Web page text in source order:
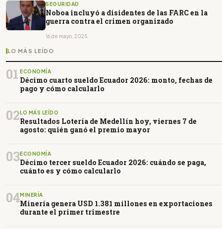
SEGURIDAD
Noboa incluyó a disidentes de las FARC en la
guerra contra el crimen organizado
16 de mayo, 2025
LO MÁS LEÍDO
01 ECONOMÍA
Décimo cuarto sueldo Ecuador 2026: monto, fechas de
pago y cómo calcularlo
02LO MÁS LEÍDO
Resultados Lotería de Medellín hoy, viernes 7 de
agosto: quién ganó el premio mayor
03ECONOMÍA
Décimo tercer sueldo Ecuador 2026: cuándo se paga,
cuánto es y cómo calcularlo
04MINERÍA
Minería genera USD 1.381 millones en exportaciones
durante el primer trimestre